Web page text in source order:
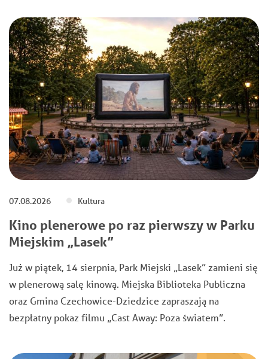
07.08.2026 Kultura
Kino plenerowe po raz pierwszy w Parku
Miejskim „Lasek”
Już w piątek, 14 sierpnia, Park Miejski „Lasek” zamieni się
w plenerową salę kinową. Miejska Biblioteka Publiczna
oraz Gmina Czechowice-Dziedzice zapraszają na
bezpłatny pokaz filmu „Cast Away: Poza światem”.